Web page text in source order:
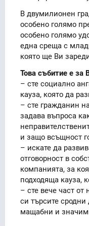
В двумилионен
особено голямо
особено голямо
една среща с
която ще Ви
Това събитие е за
– сте социално
кауза, която да
– сте гражданин
задава въпроса
и защо всъщност
– искате да
отговорност в
компанията, за
подходяща кауза,
– сте вече част от
си търсите
мащабни и